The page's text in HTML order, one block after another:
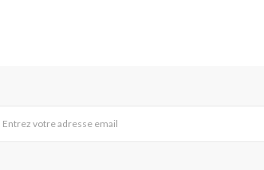
Entrez votre adresse email